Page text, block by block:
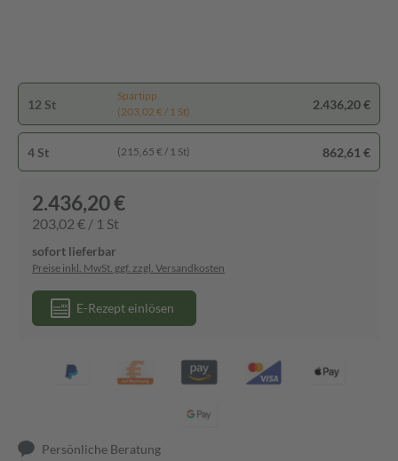
12 St
Spartipp
(203,02 € / 1 St)
2.436,20 €
4 St (215,65 € / 1 St) 862,61 €
2.436,20 €
203,02 € / 1 St
sofort lieferbar
Preise inkl. MwSt. ggf. zzgl. Versandkosten
E-Rezept einlösen
Persönliche Beratung